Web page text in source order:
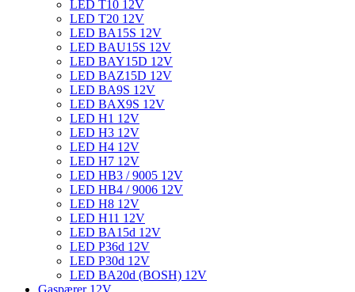
LED T10 12V
LED T20 12V
LED BA15S 12V
LED BAU15S 12V
LED BAY15D 12V
LED BAZ15D 12V
LED BA9S 12V
LED BAX9S 12V
LED H1 12V
LED H3 12V
LED H4 12V
LED H7 12V
LED HB3 / 9005 12V
LED HB4 / 9006 12V
LED H8 12V
LED H11 12V
LED BA15d 12V
LED P36d 12V
LED P30d 12V
LED BA20d (BOSH) 12V
Gaspærer 12V